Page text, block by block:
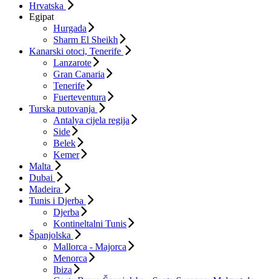
Hrvatska
Egipat
Hurgada
Sharm El Sheikh
Kanarski otoci, Tenerife
Lanzarote
Gran Canaria
Tenerife
Fuerteventura
Turska putovanja
Antalya cijela regija
Side
Belek
Kemer
Malta
Dubai
Madeira
Tunis i Djerba
Djerba
Kontineltalni Tunis
Španjolska
Mallorca - Majorca
Menorca
Ibiza